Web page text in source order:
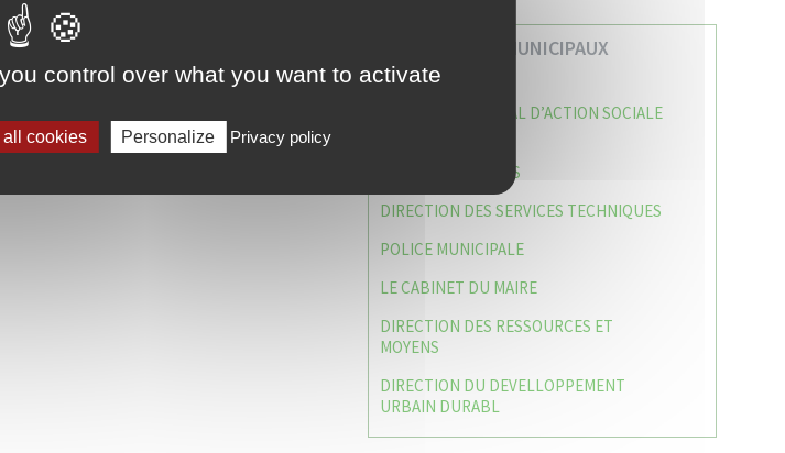
VOS SERVICES MUNICIPAUX
CENTRE COMMUNAL D’ACTION SOCIALE
CAISSE DES ÉCOLES
DIRECTION DES SERVICES TECHNIQUES
POLICE MUNICIPALE
LE CABINET DU MAIRE
DIRECTION DES RESSOURCES ET
MOYENS
DIRECTION DU DEVELLOPPEMENT
URBAIN DURABL
control over what you want to activate
all cookies Personalize Privacy policy